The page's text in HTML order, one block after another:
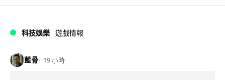
科技娛樂 遊戲情報
藍骨 19 小時